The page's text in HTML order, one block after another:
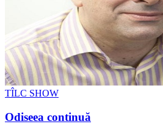
TÎLC SHOW
Odiseea continuă